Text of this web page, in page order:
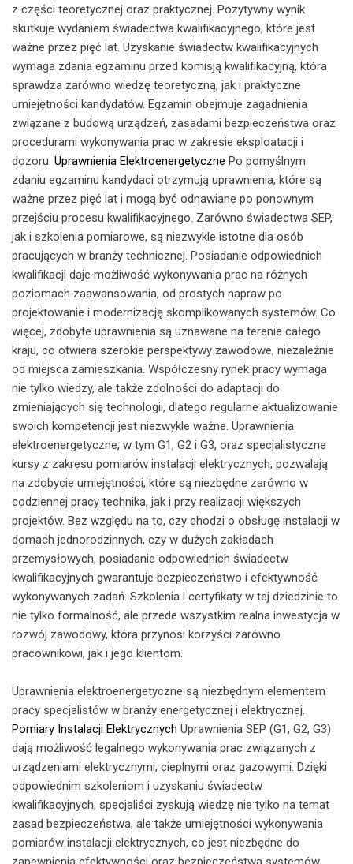
z części teoretycznej oraz praktycznej. Pozytywny wynik
skutkuje wydaniem świadectwa kwalifikacyjnego, które jest
ważne przez pięć lat. Uzyskanie świadectw kwalifikacyjnych
wymaga zdania egzaminu przed komisją kwalifikacyjną, która
sprawdza zarówno wiedzę teoretyczną, jak i praktyczne
umiejętności kandydatów. Egzamin obejmuje zagadnienia
związane z budową urządzeń, zasadami bezpieczeństwa oraz
procedurami wykonywania prac w zakresie eksploatacji i
dozoru. Uprawnienia Elektroenergetyczne Po pomyślnym
zdaniu egzaminu kandydaci otrzymują uprawnienia, które są
ważne przez pięć lat i mogą być odnawiane po ponownym
przejściu procesu kwalifikacyjnego. Zarówno świadectwa SEP,
jak i szkolenia pomiarowe, są niezwykle istotne dla osób
pracujących w branży technicznej. Posiadanie odpowiednich
kwalifikacji daje możliwość wykonywania prac na różnych
poziomach zaawansowania, od prostych napraw po
projektowanie i modernizację skomplikowanych systemów. Co
więcej, zdobyte uprawnienia są uznawane na terenie całego
kraju, co otwiera szerokie perspektywy zawodowe, niezależnie
od miejsca zamieszkania. Współczesny rynek pracy wymaga
nie tylko wiedzy, ale także zdolności do adaptacji do
zmieniających się technologii, dlatego regularne aktualizowanie
swoich kompetencji jest niezwykle ważne. Uprawnienia
elektroenergetyczne, w tym G1, G2 i G3, oraz specjalistyczne
kursy z zakresu pomiarów instalacji elektrycznych, pozwalają
na zdobycie umiejętności, które są niezbędne zarówno w
codziennej pracy technika, jak i przy realizacji większych
projektów. Bez względu na to, czy chodzi o obsługę instalacji w
domach jednorodzinnych, czy w dużych zakładach
przemysłowych, posiadanie odpowiednich świadectw
kwalifikacyjnych gwarantuje bezpieczeństwo i efektywność
wykonywanych zadań. Szkolenia i certyfikaty w tej dziedzinie to
nie tylko formalność, ale przede wszystkim realna inwestycja w
rozwój zawodowy, która przynosi korzyści zarówno
pracownikowi, jak i jego klientom.
Uprawnienia elektroenergetyczne są niezbędnym elementem
pracy specjalistów w branży energetycznej i elektrycznej.
Pomiary Instalacji Elektrycznych Uprawnienia SEP (G1, G2, G3)
dają możliwość legalnego wykonywania prac związanych z
urządzeniami elektrycznymi, cieplnymi oraz gazowymi. Dzięki
odpowiednim szkoleniom i uzyskaniu świadectw
kwalifikacyjnych, specjaliści zyskują wiedzę nie tylko na temat
zasad bezpieczeństwa, ale także umiejętności wykonywania
pomiarów instalacji elektrycznych, co jest niezbędne do